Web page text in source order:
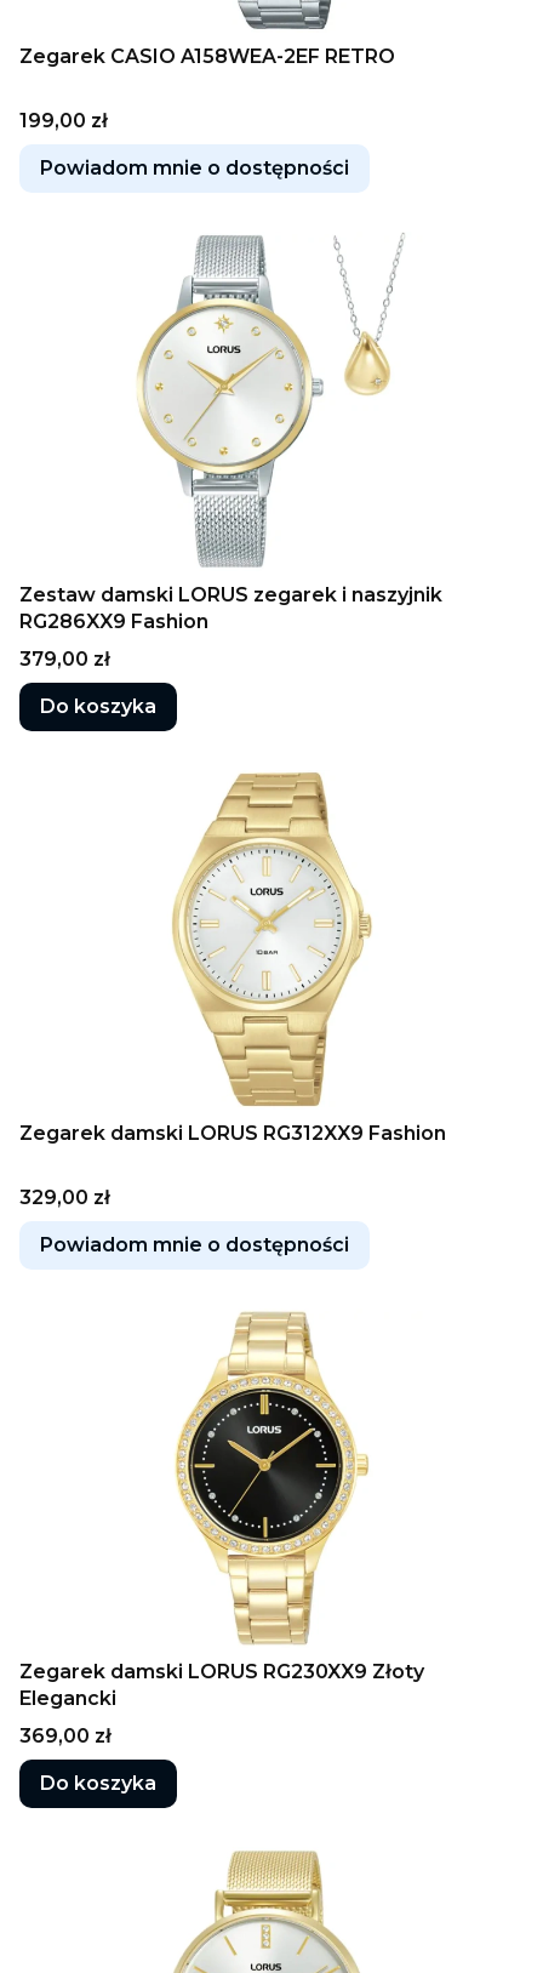
Zegarek CASIO A158WEA-2EF RETRO
Cena
199,00 zł
Powiadom mnie o dostępności
Zestaw damski LORUS zegarek i naszyjnik
RG286XX9 Fashion
Cena
379,00 zł
Do koszyka
Zegarek damski LORUS RG312XX9 Fashion
Cena
329,00 zł
Powiadom mnie o dostępności
Zegarek damski LORUS RG230XX9 Złoty
Elegancki
Cena
369,00 zł
Do koszyka